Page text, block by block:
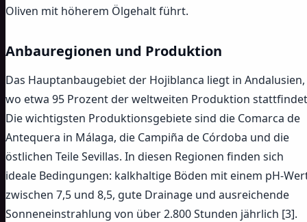
Oliven mit höherem Ölgehalt führt.
Anbauregionen und Produktion
Das Hauptanbaugebiet der Hojiblanca liegt in Andalusien,
wo etwa 95 Prozent der weltweiten Produktion
Die wichtigsten Produktionsgebiete sind die Comarca de
Antequera in Málaga, die Campiña de Córdoba und die
östlichen Teile Sevillas. In diesen Regionen finden sich
ideale Bedingungen: kalkhaltige Böden mit einem pH-
zwischen 7,5 und 8,5, gute Drainage und ausreichende
Sonneneinstrahlung von über 2.800 Stunden jährlich [3].